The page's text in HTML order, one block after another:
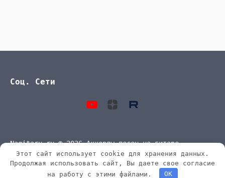
Соц. Сети
Nagitaru.ru © 2026 Аккорды песен на гитаре
Этот сайт использует cookie для хранения данных.
Продолжая использовать сайт, Вы даете свое согласие
на работу с этими файлами.
OK